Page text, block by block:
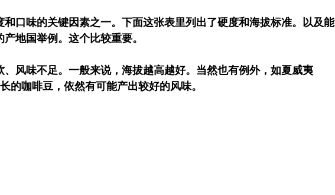
口味的关键因素之一。下面这张表里列出了硬度和海拔标准。以及能
地国举例。这个比较重要。
风味不足。一般来说，海拔越高越好。当然也有例外，如夏威夷
的咖啡豆，依然有可能产出较好的风味。